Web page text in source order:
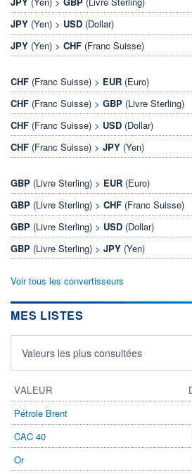
JPY (Yen) > USD (Dollar)
JPY (Yen) > CHF (Franc Suisse)
CHF (Franc Suisse) > EUR (Euro)
CHF (Franc Suisse) > GBP (Livre Sterling)
CHF (Franc Suisse) > USD (Dollar)
CHF (Franc Suisse) > JPY (Yen)
GBP (Livre Sterling) > EUR (Euro)
GBP (Livre Sterling) > CHF (Franc Suisse)
GBP (Livre Sterling) > USD (Dollar)
GBP (Livre Sterling) > JPY (Yen)
Voir tous les convertisseurs
MES LISTES
Valeurs les plus consultées
VALEUR
Pétrole Brent
CAC 40
Or